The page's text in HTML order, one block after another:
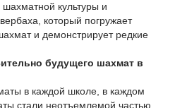
культуры и
который погружает
и демонстрирует редкие
будущего шахмат в
в каждой школе, в каждом
стали неотъемлемой частью